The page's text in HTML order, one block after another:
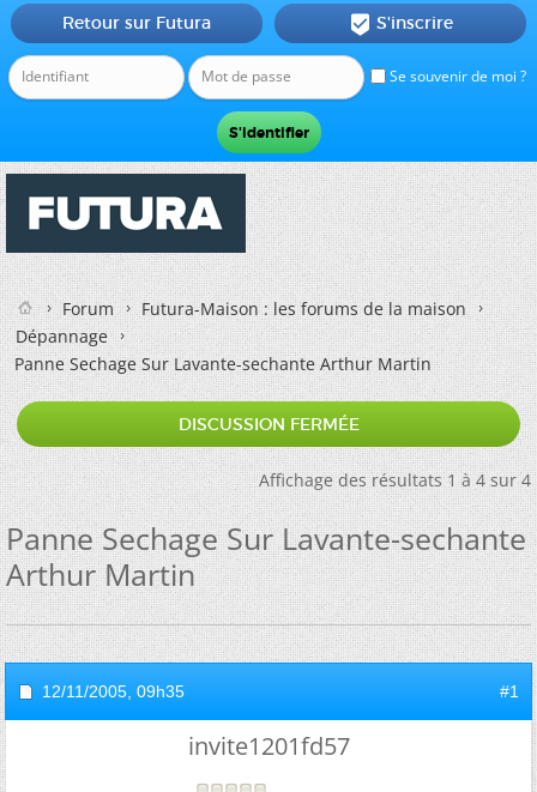
Se souvenir de moi ?
Retour sur Futura  S'inscrire
Forum
Futura-Maison : les forums de la maison
Dépannage
Panne Sechage Sur Lavante-sechante Arthur Martin
DISCUSSION FERMÉE
Affichage des résultats 1 à 4 sur 4
Panne Sechage Sur Lavante-sechante
Arthur Martin
12/11/2005, 09h35 #1
invite1201fd57